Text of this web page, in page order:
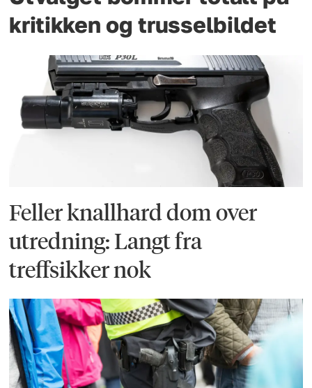
kritikken og trusselbildet
Feller knallhard dom over
utredning: Langt fra
treffsikker nok